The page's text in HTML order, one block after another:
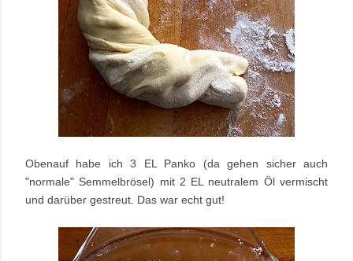
Obenauf habe ich 3 EL Panko (da gehen sicher auch
"normale" Semmelbrösel) mit 2 EL neutralem Öl vermischt
und darüber gestreut. Das war echt gut!